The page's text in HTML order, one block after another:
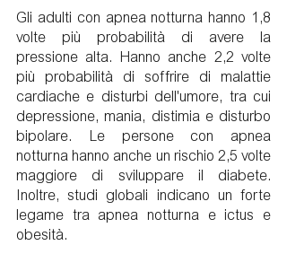
Gli adulti con apnea notturna hanno 1,8
volte più probabilità di avere la
pressione alta. Hanno anche 2,2 volte
più probabilità di soffrire di malattie
cardiache e disturbi dell'umore, tra cui
depressione, mania, distimia e disturbo
bipolare. Le persone con apnea
notturna hanno anche un rischio 2,5 volte
maggiore di sviluppare il diabete.
Inoltre, studi globali indicano un forte
legame tra apnea notturna e ictus e
obesità.